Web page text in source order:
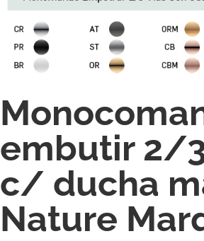
embutir 2/
c/ ducha
Nature